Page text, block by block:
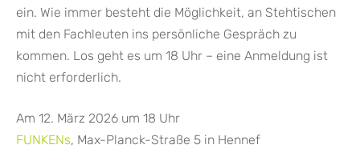
ein. Wie immer besteht die Möglichkeit, an Stehtischen
mit den Fachleuten ins persönliche Gespräch zu
kommen. Los geht es um 18 Uhr – eine Anmeldung ist
nicht erforderlich.
Am 12. März 2026 um 18 Uhr
FUNKENs, Max-Planck-Straße 5 in Hennef